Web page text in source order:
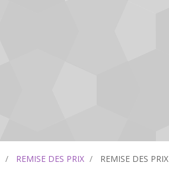
REMISE DES PRIX REMISE DES PRIX